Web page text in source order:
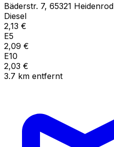
Bäderstr. 7, 65321 Heidenrod
Diesel
2,13 €
E5
2,09 €
E10
2,03 €
3.7 km entfernt